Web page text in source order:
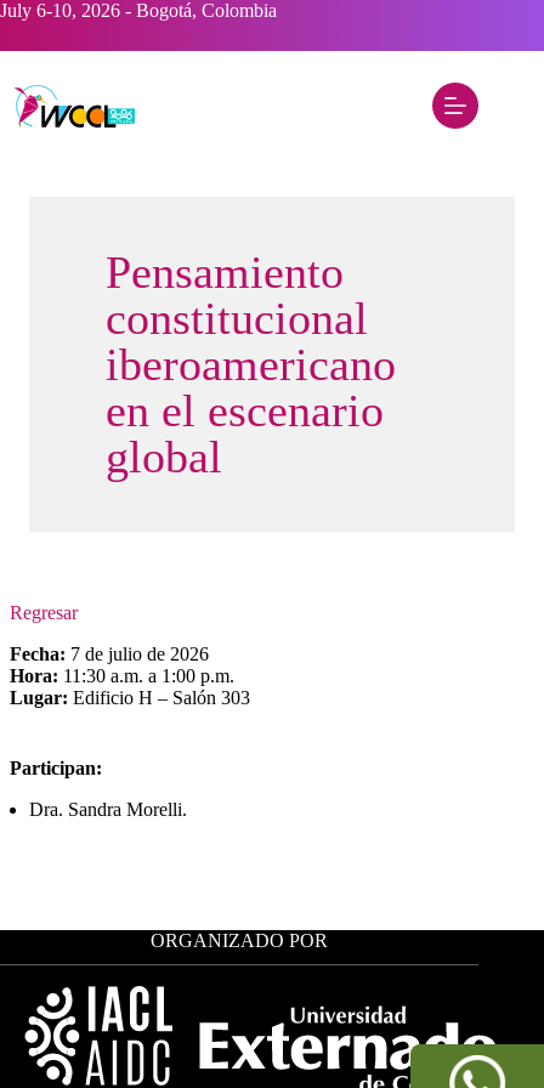
Saltar
contenido
July 6-10, 2026 - Bogotá, Colombia
Pensamiento
constitucional
iberoamericano
en el escenario
global
Regresar
Fecha: 7 de julio de 2026
Hora: 11:30 a.m. a 1:00 p.m.
Lugar: Edificio H – Salón 303
Participan:
Dra. Sandra Morelli.
ORGANIZADO POR